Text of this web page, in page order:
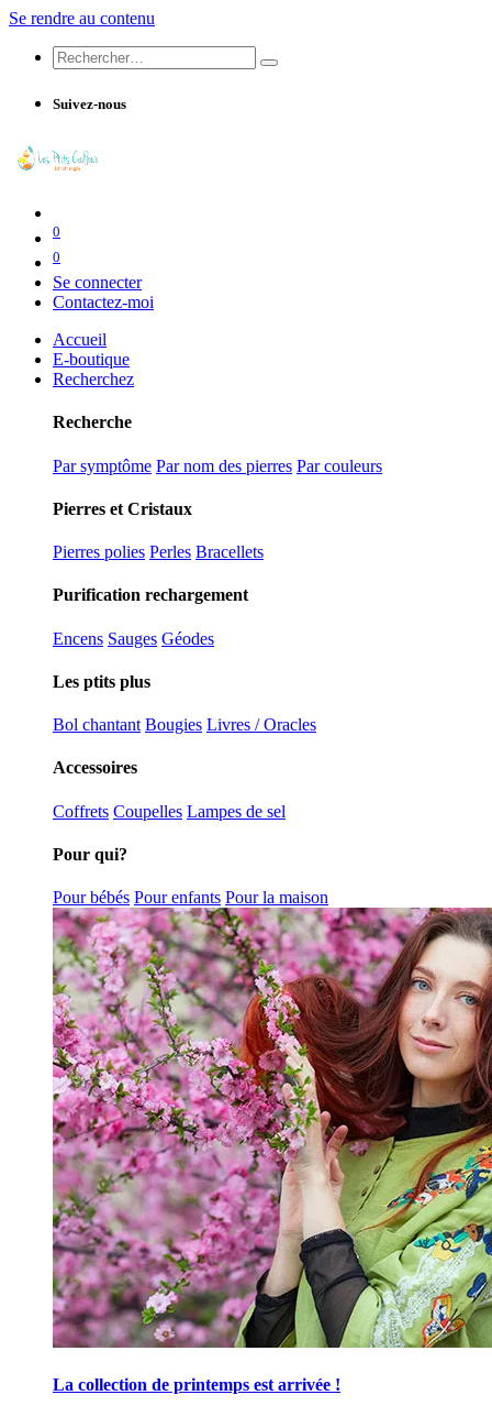
Se rendre au contenu
Suivez-nous
0
0
Se connecter
Contactez-moi
Accueil
E-boutique
Recherchez
Recherche
Par symptôme Par nom des pierres Par couleurs
Pierres et Cristaux
Pierres polies Perles Bracellets
Purification rechargement
Encens Sauges Géodes
Les ptits plus
Bol chantant Bougies Livres / Oracles
Accessoires
Coffrets Coupelles Lampes de sel
Pour qui?
Pour bébés Pour enfants Pour la maison
La collection de printemps est arrivée !